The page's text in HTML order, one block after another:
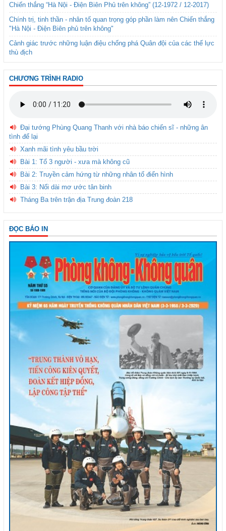
Chiến thắng “Hà Nội - Điện Biên Phủ trên không” (12-1972 / 12-2017)
Chính trị, tinh thần - nhân tố quan trọng góp phần làm nên Chiến thắng
"Hà Nội - Điện Biên phủ trên không"
Cảnh giác trước những luận điệu chống phá Quân đội của các thế lực
thù địch
CHƯƠNG TRÌNH RADIO
Đại tướng Phùng Quang Thanh với nhà báo chiến sĩ - những ân
tình để lại
Xanh mãi tình yêu bầu trời
Bài 1: Tổ 3 người - xưa mà không cũ
Bài 2: Truyền cảm hứng từ những nhân tố điển hình
Bài 3: Nối dài mơ ước tân binh
Tháng Ba trên trận địa Trung đoàn 218
ĐỌC BÁO IN